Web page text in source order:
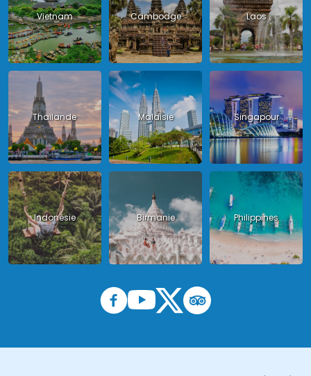
Vietnam Cambodge Laos
Thailande Malaisie Singapour
Indonésie Birmanie Philippines